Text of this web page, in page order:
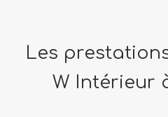
Les
W Intérieur